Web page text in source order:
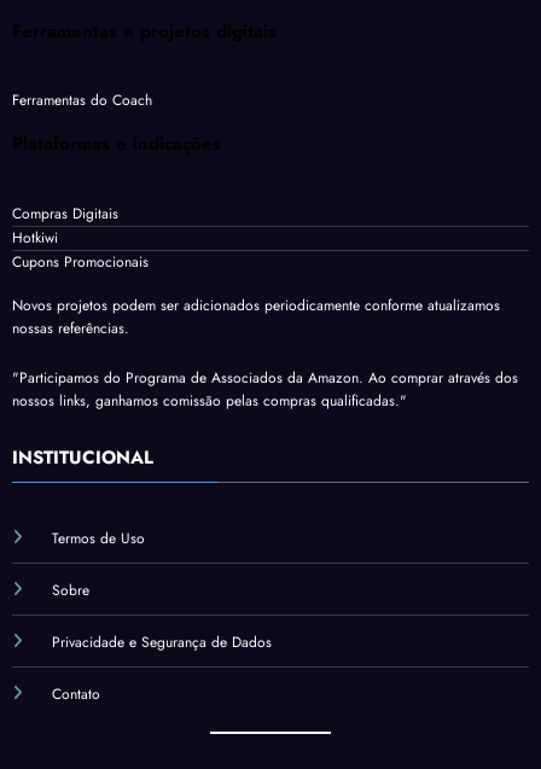
Ferramentas e projetos digitais
Ferramentas do Coach
Plataformas e indicações
Compras Digitais
Hotkiwi
Cupons Promocionais
Novos projetos podem ser adicionados periodicamente conforme atualizamos
nossas referências.
"Participamos do Programa de Associados da Amazon. Ao comprar através dos
nossos links, ganhamos comissão pelas compras qualificadas."
INSTITUCIONAL
Termos de Uso
Sobre
Privacidade e Segurança de Dados
Contato